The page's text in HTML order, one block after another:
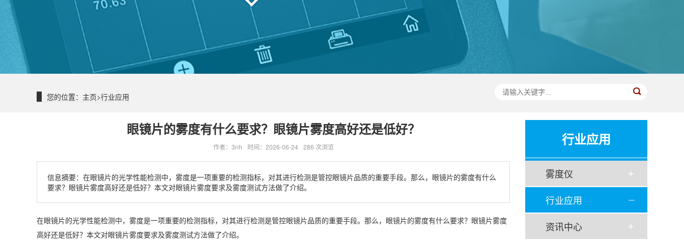
您的位置： 主页>行业应用
行业应用
雾度仪
行业应用
资讯中心
眼镜片的雾度有什么要求？眼镜片雾度高好还是低好？
作者：3nh 时间：2026-06-24 286 次浏览
信息摘要： 在眼镜片的光学性能检测中，雾度是一项重要的检测指标，对其进行检测是管控眼镜片品质的重要手段。那么，眼镜片的雾度有什么
要求？眼镜片雾度高好还是低好？本文对眼镜片雾度要求及雾度测试方法做了介绍。
在眼镜片的光学性能检测中，雾度是一项重要的检测指标，对其进行检测是管控眼镜片品质的重要手段。那么，眼镜片的雾度有什么要求？眼镜片雾度
高好还是低好？本文对眼镜片雾度要求及雾度测试方法做了介绍。